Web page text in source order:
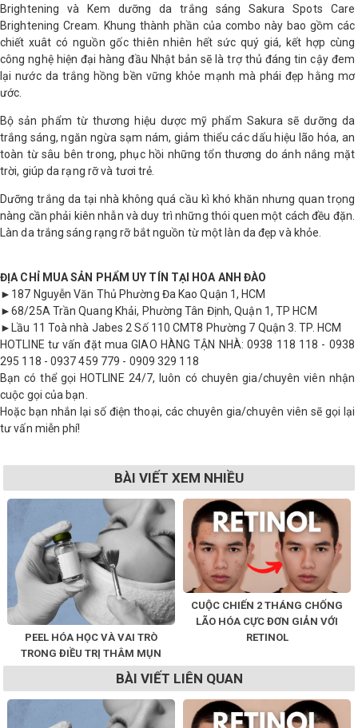
Brightening và Kem dưỡng da trắng sáng Sakura Spots Care
Brightening Cream. Khung thành phần của combo này bao gồm các
chiết xuât có nguồn gốc thiên nhiên hết sức quý giá, kết hợp cùng
công nghệ hiện đại hàng đầu Nhật bản sẽ là trợ thủ đáng tin cậy đem
lại nước da trắng hồng bền vững khỏe mạnh mà phái đẹp hằng mơ
ước.
Bộ sản phẩm từ thương hiệu dược mỹ phẩm Sakura sẽ dưỡng da
trắng sáng, ngăn ngừa sạm nám, giảm thiểu các dấu hiệu lão hóa, an
toàn từ sâu bên trong, phục hồi những tổn thương do ánh nắng mặt
trời, giúp da rạng rỡ và tươi trẻ.
Dưỡng trắng da tại nhà không quá cầu kì khó khăn nhưng quan trọng
nàng cần phải kiên nhẫn và duy trì những thói quen một cách đều đặn.
Làn da trắng sáng rạng rỡ bắt nguồn từ một làn da đẹp và khỏe.
ĐỊA CHỈ MUA SẢN PHẨM UY TÍN TẠI HOA ANH ĐÀO
►187 Nguyễn Văn Thủ Phường Đa Kao Quận 1, HCM
►68/25A Trần Quang Khải, Phường Tân Định, Quận 1, TP HCM
►Lầu 11 Toà nhà Jabes 2 Số 110 CMT8 Phường 7 Quận 3. TP. HCM
HOTLINE tư vấn đặt mua GIAO HÀNG TẬN NHÀ: 0938 118 118 - 0938
295 118 - 0937 459 779 - 0909 329 118
Bạn có thể gọi HOTLINE 24/7, luôn có chuyên gia/chuyên viên nhận
cuộc gọi của bạn.
Hoặc bạn nhắn lại số điện thoại, các chuyên gia/chuyên viên sẽ gọi lại
tư vấn miễn phí!
BÀI VIẾT XEM NHIỀU
PEEL HÓA HỌC VÀ VAI TRÒ
TRONG ĐIỀU TRỊ THÂM MỤN
CUỘC CHIẾN 2 THÁNG CHỐNG
LÃO HÓA CỰC ĐƠN GIẢN VỚI
RETINOL
BÀI VIẾT LIÊN QUAN